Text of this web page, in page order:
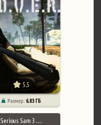
5.5
Размер:6.83 ГБ
Serious Sam 3 …